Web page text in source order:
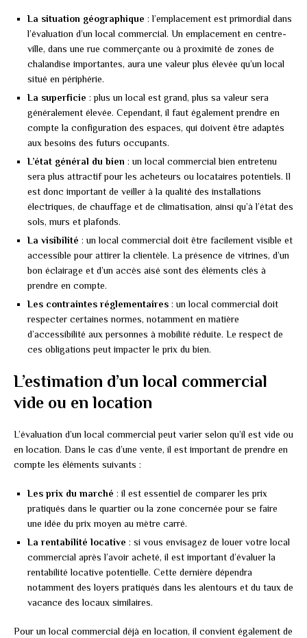
La situation géographique : l’emplacement est primordial dans
l’évaluation d’un local commercial. Un emplacement en centre-
ville, dans une rue commerçante ou à proximité de zones de
chalandise importantes, aura une valeur plus élevée qu’un local
situé en périphérie.
La superficie : plus un local est grand, plus sa valeur sera
généralement élevée. Cependant, il faut également prendre en
compte la configuration des espaces, qui doivent être adaptés
aux besoins des futurs occupants.
L’état général du bien : un local commercial bien entretenu
sera plus attractif pour les acheteurs ou locataires potentiels. Il
est donc important de veiller à la qualité des installations
électriques, de chauffage et de climatisation, ainsi qu’à l’état des
sols, murs et plafonds.
La visibilité : un local commercial doit être facilement visible et
accessible pour attirer la clientèle. La présence de vitrines, d’un
bon éclairage et d’un accès aisé sont des éléments clés à
prendre en compte.
Les contraintes réglementaires : un local commercial doit
respecter certaines normes, notamment en matière
d’accessibilité aux personnes à mobilité réduite. Le respect de
ces obligations peut impacter le prix du bien.
L’estimation d’un local commercial
vide ou en location
L’évaluation d’un local commercial peut varier selon qu’il est vide ou
en location. Dans le cas d’une vente, il est important de prendre en
compte les éléments suivants :
Les prix du marché : il est essentiel de comparer les prix
pratiqués dans le quartier ou la zone concernée pour se faire
une idée du prix moyen au mètre carré.
La rentabilité locative : si vous envisagez de louer votre local
commercial après l’avoir acheté, il est important d’évaluer la
rentabilité locative potentielle. Cette dernière dépendra
notamment des loyers pratiqués dans les alentours et du taux de
vacance des locaux similaires.
Pour un local commercial déjà en location, il convient également de